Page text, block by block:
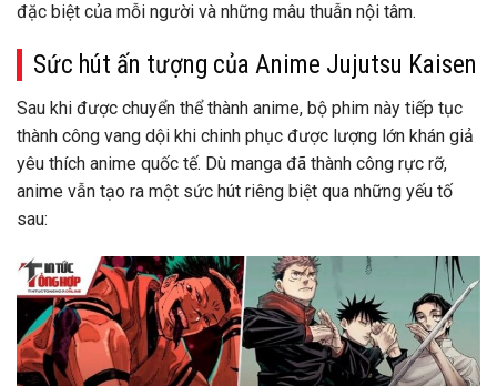
đặc biệt của mỗi người và những mâu thuẫn nội tâm.
Sức hút ấn tượng của Anime Jujutsu Kaisen
Sau khi được chuyển thể thành anime, bộ phim này tiếp tục
thành công vang dội khi chinh phục được lượng lớn khán giả
yêu thích anime quốc tế. Dù manga đã thành công rực rỡ,
anime vẫn tạo ra một sức hút riêng biệt qua những yếu tố
sau: